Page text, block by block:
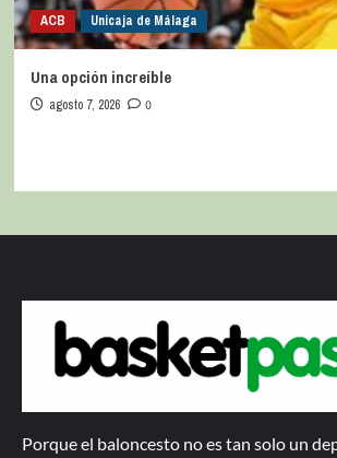
ACB Unicaja de Málaga
Una opción increíble
agosto 7, 2026 0
Porque el baloncesto no es tan solo un